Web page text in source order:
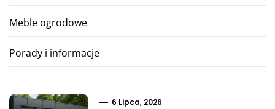
Meble ogrodowe
Porady i informacje
6 Lipca, 2026